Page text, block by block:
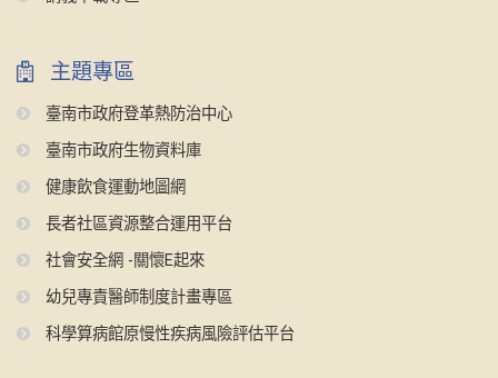
主題專區
臺南市政府登革熱防治中心
臺南市政府生物資料庫
健康飲食運動地圖網
長者社區資源整合運用平台
社會安全網 -關懷E起來
幼兒專責醫師制度計畫專區
科學算病館原慢性疾病風險評估平台